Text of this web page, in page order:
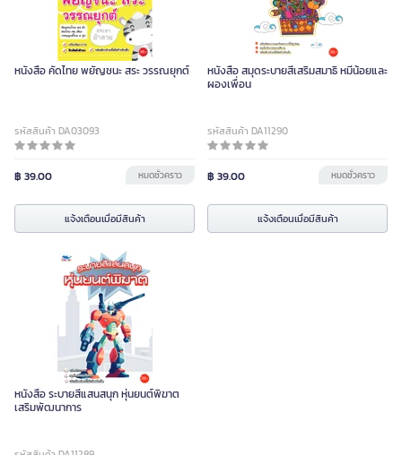
หนังสือ คัดไทย พยัญชนะ สระ วรรณยุกต์
รหัสสินค้า DA03093
฿ 39.00 หมดชั่วคราว
แจ้งเตือนเมื่อมีสินค้า
หนังสือ สมุดระบายสีเสริมสมาธิ หมีน้อยและ
ผองเพื่อน
รหัสสินค้า DA11290
฿ 39.00 หมดชั่วคราว
แจ้งเตือนเมื่อมีสินค้า
หนังสือ ระบายสีแสนสนุก หุ่นยนต์พิฆาต
เสริมพัฒนาการ